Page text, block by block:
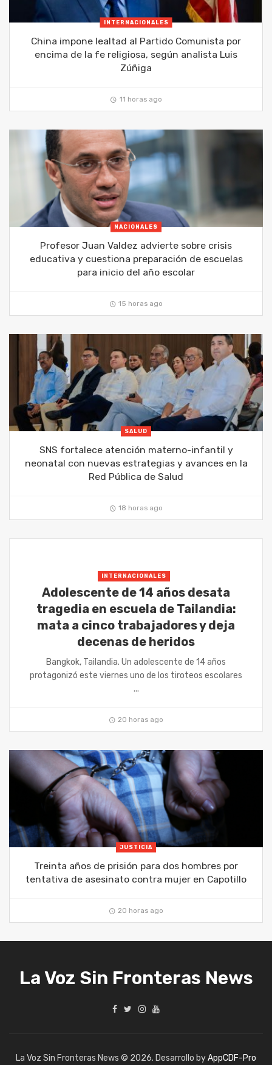
INTERNACIONALES
China impone lealtad al Partido Comunista por
encima de la fe religiosa, según analista Luis
Zúñiga
11 horas ago
NACIONALES
Profesor Juan Valdez advierte sobre crisis
educativa y cuestiona preparación de escuelas
para inicio del año escolar
15 horas ago
SALUD
SNS fortalece atención materno-infantil y
neonatal con nuevas estrategias y avances en la
Red Pública de Salud
18 horas ago
INTERNACIONALES
Adolescente de 14 años desata
tragedia en escuela de Tailandia:
mata a cinco trabajadores y deja
decenas de heridos
Bangkok, Tailandia. Un adolescente de 14 años
protagonizó este viernes uno de los tiroteos escolares
...
20 horas ago
JUSTICIA
Treinta años de prisión para dos hombres por
tentativa de asesinato contra mujer en Capotillo
20 horas ago
La Voz Sin Fronteras News
La Voz Sin Fronteras News © 2026. Desarrollo byAppCDF-Pro